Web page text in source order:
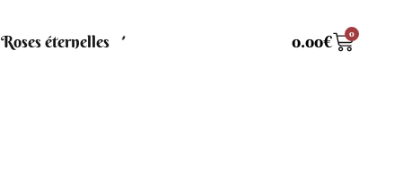
Roses éternelles 0.00€ 0